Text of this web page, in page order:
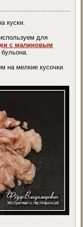
куски.
для
с малиновым
на мелкие кусочки.